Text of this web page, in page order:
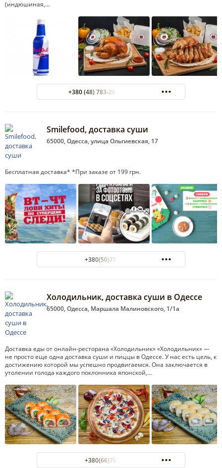
(индюшиная,…
+380 (48) 783-26-25 Доставка
Smilefood, доставка суши
65000, Одесса, улица Ольгиевская, 17
Бесплатная доставка* *При заказе от 199 грн.
+380(50)781-95-55
Холодильник, доставка суши в Одессе
65000, Одесса, Маршала Малиновского, 1/1а
Доставка еды от онлайн-ресторана «Холодильник» «Холодильник» —
не просто еще одна доставка суши и пиццы в Одессе. У нас есть цель, к
достижению которой мы успешно продвигаемся. Она заключается в
утолении голода каждого поклонника японской,…
+380(66)788-15-15